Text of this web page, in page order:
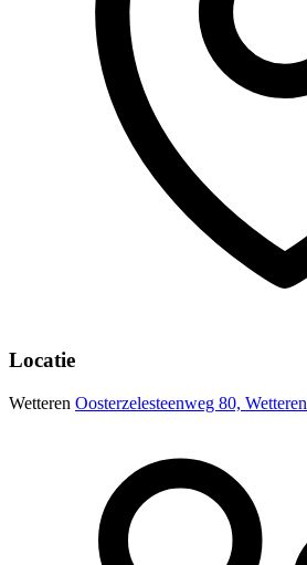
Locatie
Wetteren Oosterzelesteenweg 80, Wetteren